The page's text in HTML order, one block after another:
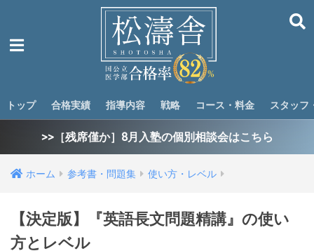
トップ 合格実績 指導内容 戦略 コース・料金 スタッフ
>>［残席僅か］8月入塾の個別相談会はこちら
ホーム 参考書・問題集 使い方・レベル
【決定版】『英語長文問題精講』の使い
方とレベル